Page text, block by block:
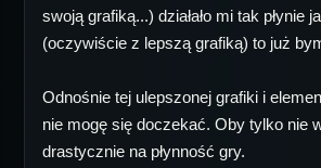
swoją grafiką...) działało mi tak płynie
(oczywiście z lepszą grafiką) to już
Odnośnie tej ulepszonej grafiki i
nie mogę się doczekać. Oby tylko nie
drastycznie na płynność gry.